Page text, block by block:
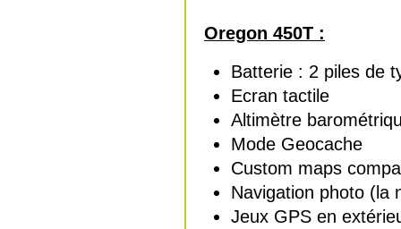
Oregon 450T :
Batterie : 2 piles de
Ecran tactile
Altimètre
Mode Geocache
Custom maps
Navigation photo (la
Jeux GPS en